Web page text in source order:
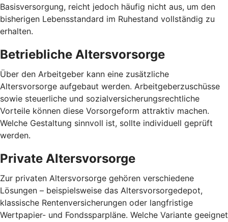
Basisversorgung, reicht jedoch häufig nicht aus, um den
bisherigen Lebensstandard im Ruhestand vollständig zu
erhalten.
Betriebliche Altersvorsorge
Über den Arbeitgeber kann eine zusätzliche
Altersvorsorge aufgebaut werden. Arbeitgeberzuschüsse
sowie steuerliche und sozialversicherungsrechtliche
Vorteile können diese Vorsorgeform attraktiv machen.
Welche Gestaltung sinnvoll ist, sollte individuell geprüft
werden.
Private Altersvorsorge
Zur privaten Altersvorsorge gehören verschiedene
Lösungen – beispielsweise das Altersvorsorgedepot,
klassische Rentenversicherungen oder langfristige
Wertpapier- und Fondssparpläne. Welche Variante geeignet